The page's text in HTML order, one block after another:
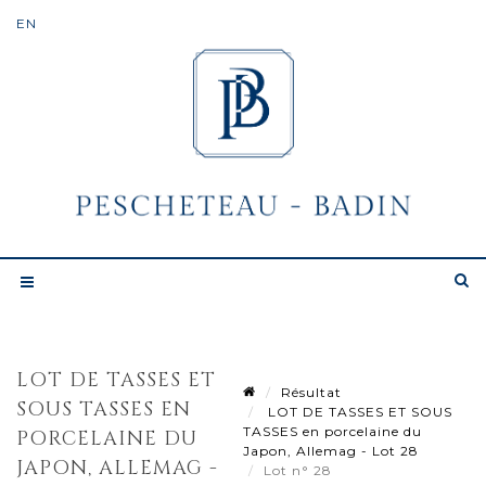
LOT DE TASSES ET
SOUS TASSES EN
PORCELAINE DU
JAPON, ALLEMAG -
Résultat
LOT DE TASSES ET SOUS
TASSES en porcelaine du
Japon, Allemag - Lot 28
Lot n° 28